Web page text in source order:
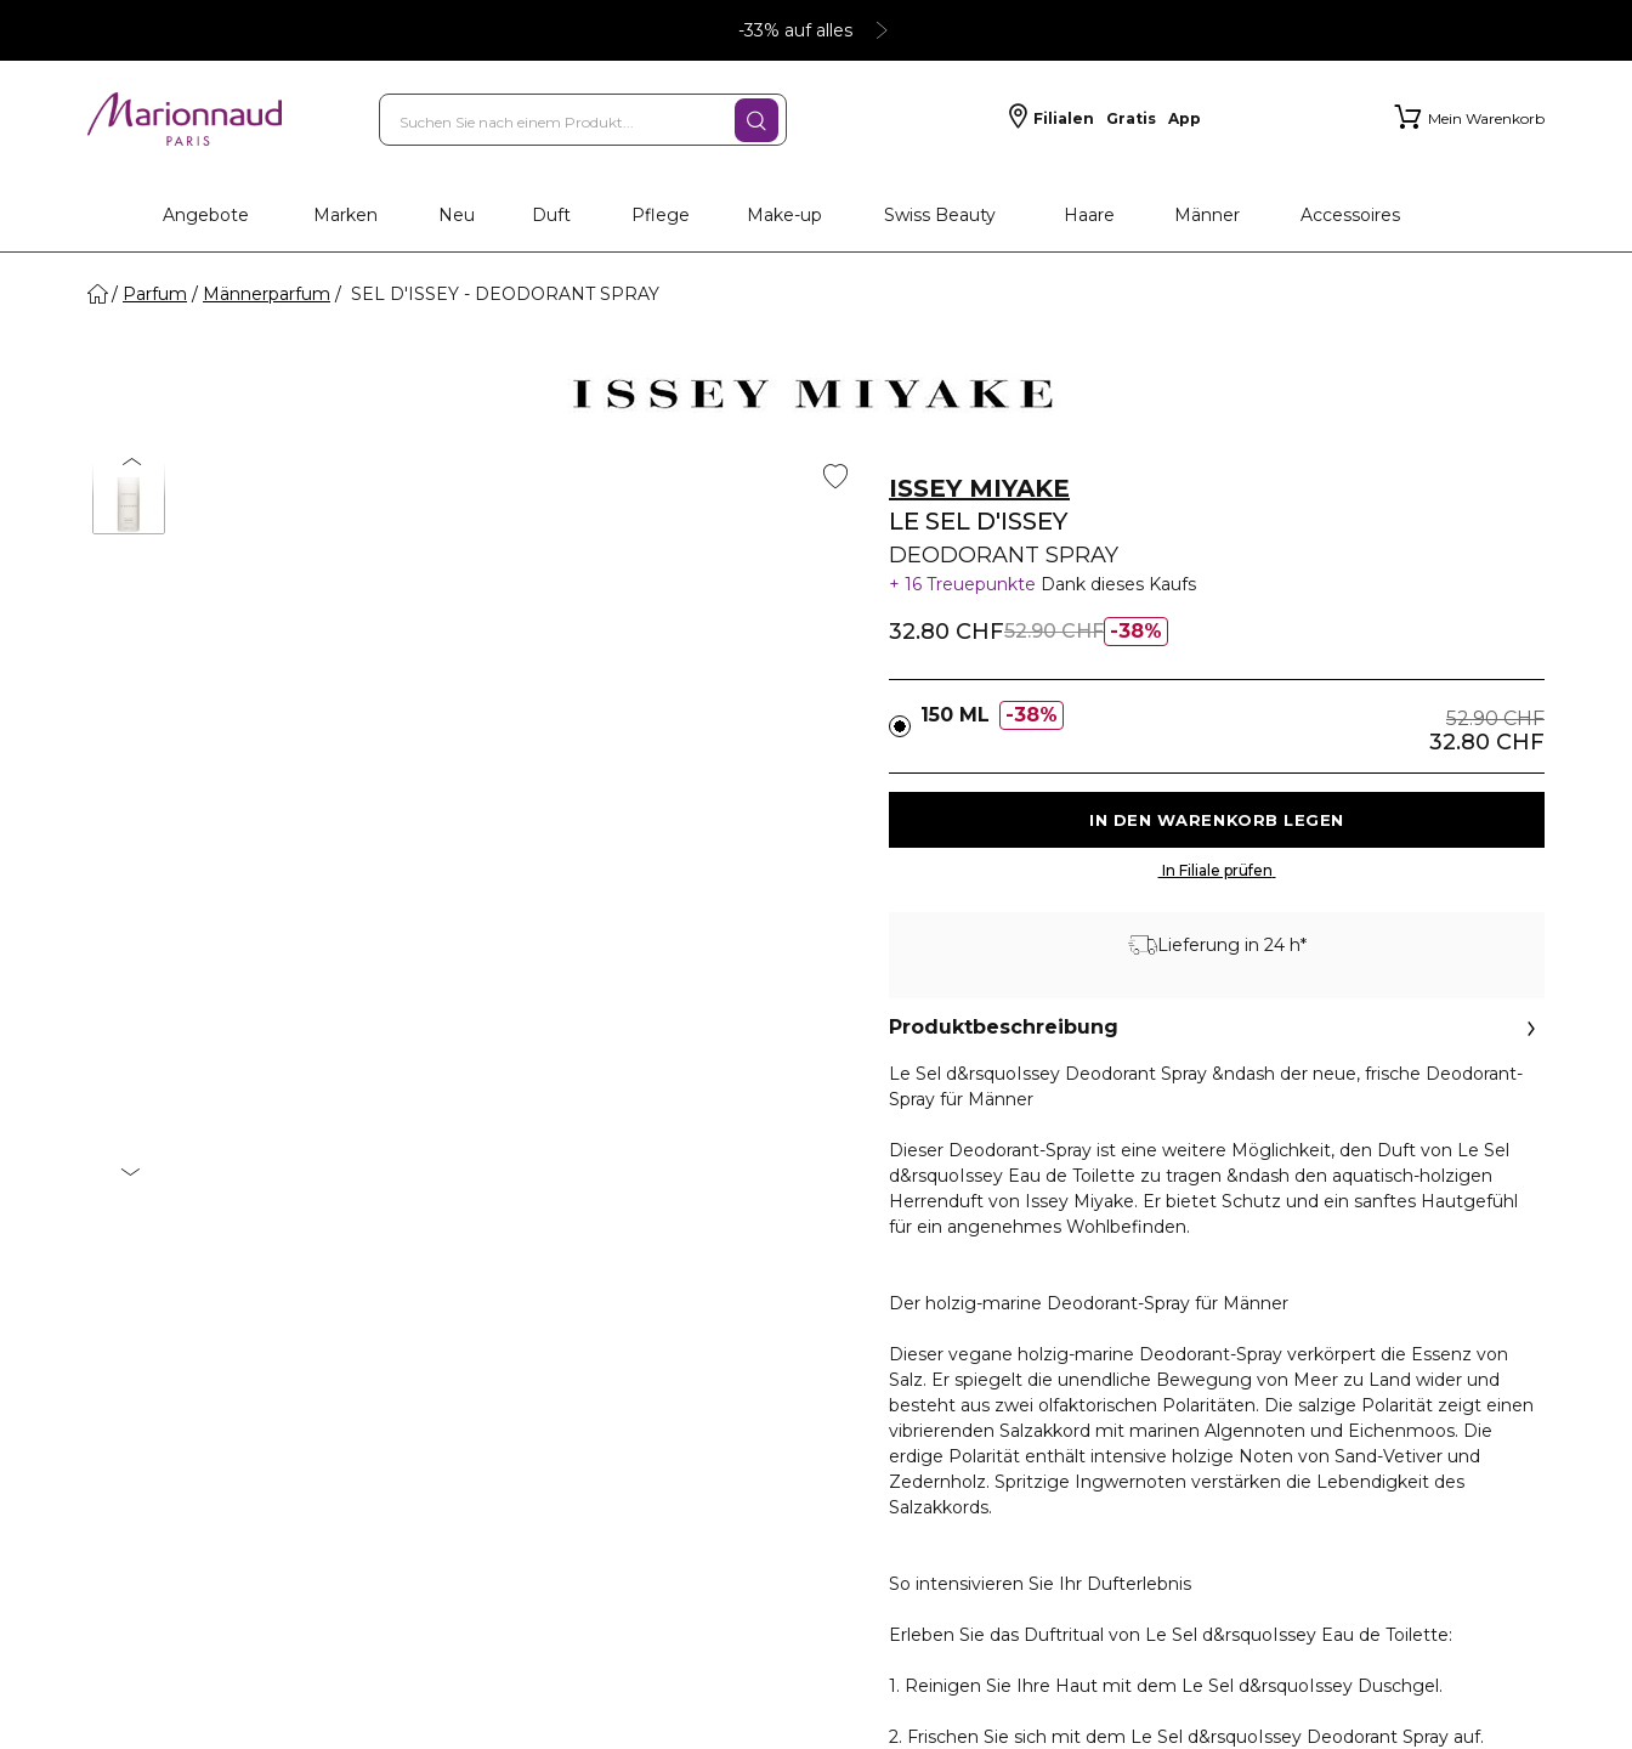
-33% auf alles
Filialen Gratis App Mein Warenkorb
Angebote
Marken Neu Duft Pflege Make-up Swiss Beauty Haare Männer Accessoires
Parfum Männerparfum SEL D'ISSEY - DEODORANT SPRAY
ISSEY MIYAKE
LE SEL D'ISSEY
DEODORANT SPRAY
16 Treuepunkte Dank dieses Kaufs
38%
32.80 CHF52.90 CHF
150 ML 38% 52.90 CHF
32.80 CHF
Lieferung in 24 h*
Produktbeschreibung
Le Sel d&rsquoIssey Deodorant Spray &ndash der neue, frische Deodorant-
Spray für Männer
Dieser Deodorant-Spray ist eine weitere Möglichkeit, den Duft von Le Sel
d&rsquoIssey Eau de Toilette zu tragen &ndash den aquatisch-holzigen
Herrenduft von Issey Miyake. Er bietet Schutz und ein sanftes Hautgefühl
für ein angenehmes Wohlbefinden.
Der holzig-marine Deodorant-Spray für Männer
Dieser vegane holzig-marine Deodorant-Spray verkörpert die Essenz von
Salz. Er spiegelt die unendliche Bewegung von Meer zu Land wider und
besteht aus zwei olfaktorischen Polaritäten. Die salzige Polarität zeigt einen
vibrierenden Salzakkord mit marinen Algennoten und Eichenmoos. Die
erdige Polarität enthält intensive holzige Noten von Sand-Vetiver und
Zedernholz. Spritzige Ingwernoten verstärken die Lebendigkeit des
Salzakkords.
So intensivieren Sie Ihr Dufterlebnis
Erleben Sie das Duftritual von Le Sel d&rsquoIssey Eau de Toilette:
1. Reinigen Sie Ihre Haut mit dem Le Sel d&rsquoIssey Duschgel.
2. Frischen Sie sich mit dem Le Sel d&rsquoIssey Deodorant Spray auf.